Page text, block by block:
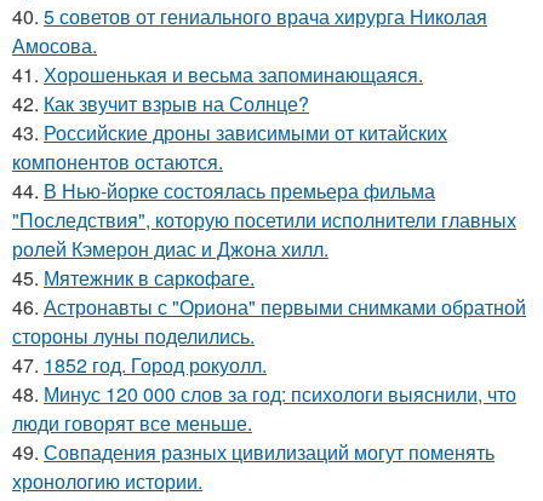
40. 5 советов от гениального врача хирурга Николая
Амосова.
41. Хорoшенькая и весьма запоминaющаяся.
42. Как звучит взрыв на Солнце?
43. Российские дроны зависимыми от китайских
компонентов остаются.
44. В Нью-йорке состоялась премьера фильма
"Последствия", которую посетили исполнители главных
ролей Кэмерон диас и Джона хилл.
45. Мятежник в саркофаге.
46. Астронавты с "Ориона" первыми снимками обратной
стороны луны поделились.
47. 1852 год. Город рокуолл.
48. Минус 120 000 слов за год: психологи выяснили, что
люди говорят все меньше.
49. Совпадения разных цивилизаций могут поменять
хронологию истории.